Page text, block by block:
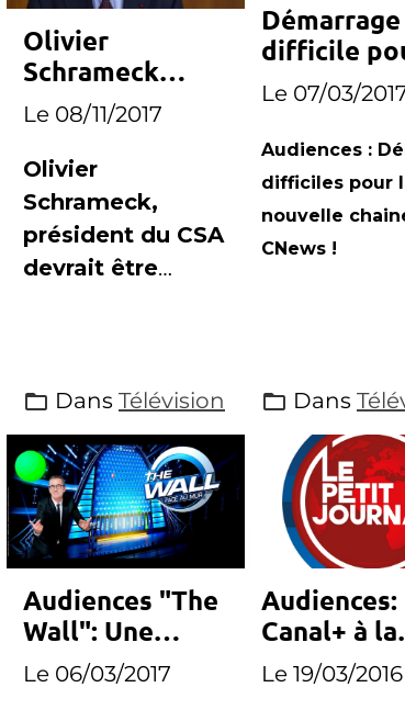
Olivier
Schrameck
nommé
président du
RIRM
Le 08/11/2017
Olivier
Schrameck,
président du CSA
devrait être
Démarrage
difficile
CNews
Le 07/03/
Audiences :
difficiles pour
nouvelle
CNews !
Dans Télévision
Audiences "The
Wall": Une
bonne semaine
pour TF1
Le 06/03/2017
Dans
Audiences:
Canal+ à la
ramasse ce
vendredi
Le 19/03/2016